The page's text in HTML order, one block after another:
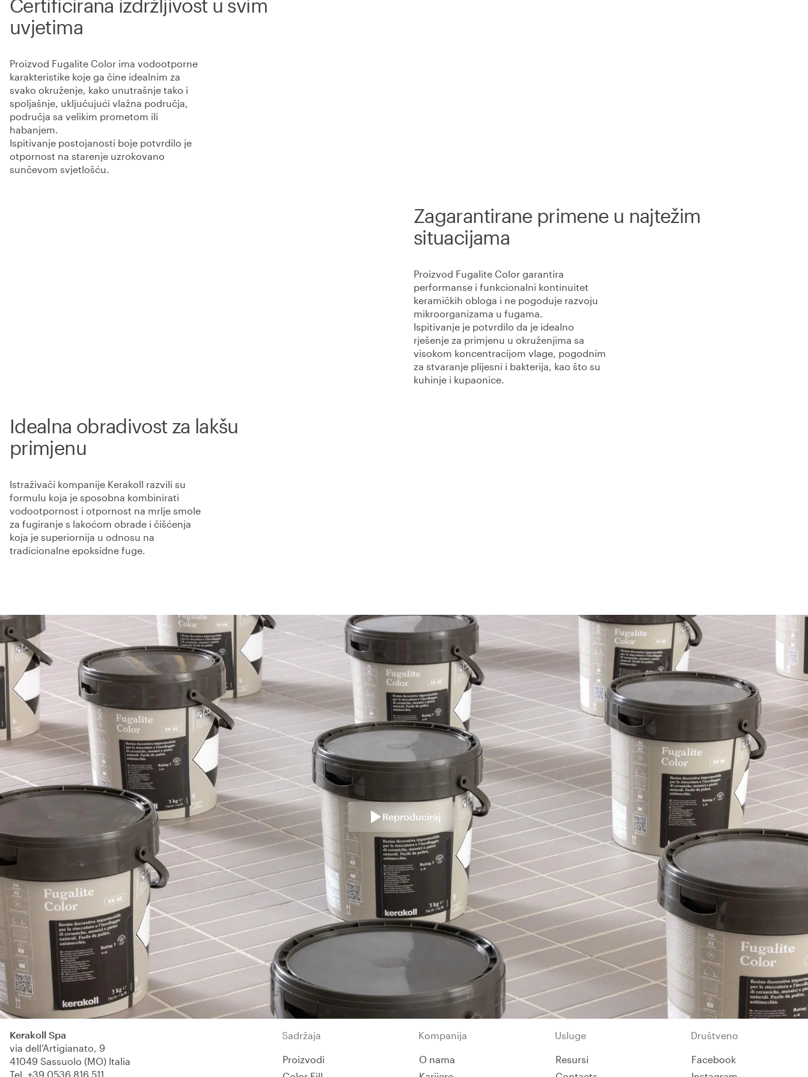
Certificirana izdržljivost u svim
uvjetima
Proizvod Fugalite Color ima vodootporne
karakteristike koje ga čine idealnim za
svako okruženje, kako unutrašnje tako i
spoljašnje, uključujući vlažna područja,
područja sa velikim prometom ili
habanjem.
Ispitivanje postojanosti boje potvrdilo je
otpornost na starenje uzrokovano
sunčevom svjetlošću.
Zagarantirane primene u najtežim
situacijama
Proizvod Fugalite Color garantira
performanse i funkcionalni kontinuitet
keramičkih obloga i ne pogoduje razvoju
mikroorganizama u fugama.
Ispitivanje je potvrdilo da je idealno
rješenje za primjenu u okruženjima sa
visokom koncentracijom vlage, pogodnim
za stvaranje plijesni i bakterija, kao što su
kuhinje i kupaonice.
Idealna obradivost za lakšu
primjenu
Istraživači kompanije Kerakoll razvili su
formulu koja je sposobna kombinirati
vodootpornost i otpornost na mrlje smole
za fugiranje s lakoćom obrade i čišćenja
koja je superiornija u odnosu na
tradicionalne epoksidne fuge.
Reproduciraj
Kerakoll Spa
via dell’Artigianato, 9
41049 Sassuolo (MO) Italia
Tel. +39 0536 816 511
Sadržaja
Proizvodi
Kompanija
O nama
Usluge
Resursi
Društveno
Facebook